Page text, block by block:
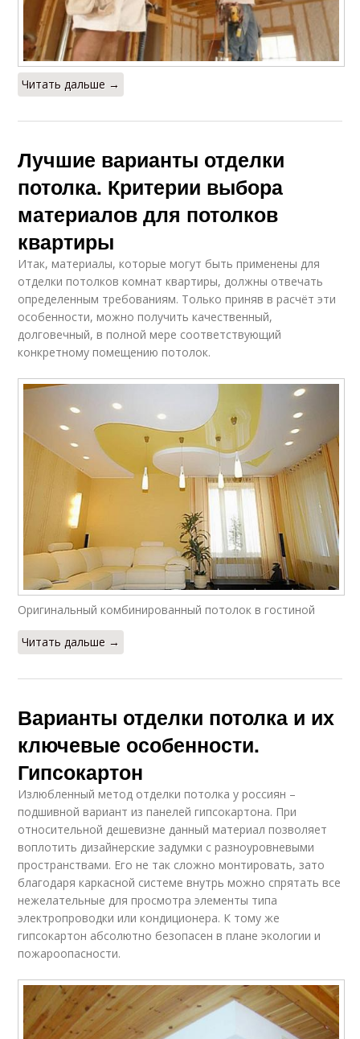
Читать дальше →
Лучшие варианты отделки
потолка. Критерии выбора
материалов для потолков
квартиры
Итак, материалы, которые могут быть применены для
отделки потолков комнат квартиры, должны отвечать
определенным требованиям. Только приняв в расчёт эти
особенности, можно получить качественный,
долговечный, в полной мере соответствующий
конкретному помещению потолок.
Оригинальный комбинированный потолок в гостиной
Читать дальше →
Варианты отделки потолка и их
ключевые особенности.
Гипсокартон
Излюбленный метод отделки потолка у россиян –
подшивной вариант из панелей гипсокартона. При
относительной дешевизне данный материал позволяет
воплотить дизайнерские задумки с разноуровневыми
пространствами. Его не так сложно монтировать, зато
благодаря каркасной системе внутрь можно спрятать все
нежелательные для просмотра элементы типа
электропроводки или кондиционера. К тому же
гипсокартон абсолютно безопасен в плане экологии и
пожароопасности.